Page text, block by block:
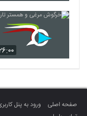
صفحه اصلی ورود به پنل